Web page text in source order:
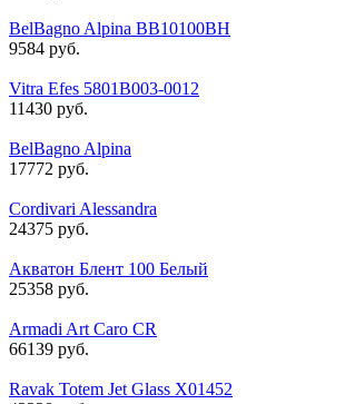
BelBagno Alpina BB10100BH
9584 руб.
Vitra Efes 5801B003-0012
11430 руб.
BelBagno Alpina
17772 руб.
Cordivari Alessandra
24375 руб.
Акватон Блент 100 Белый
25358 руб.
Armadi Art Caro CR
66139 руб.
Ravak Totem Jet Glass X01452